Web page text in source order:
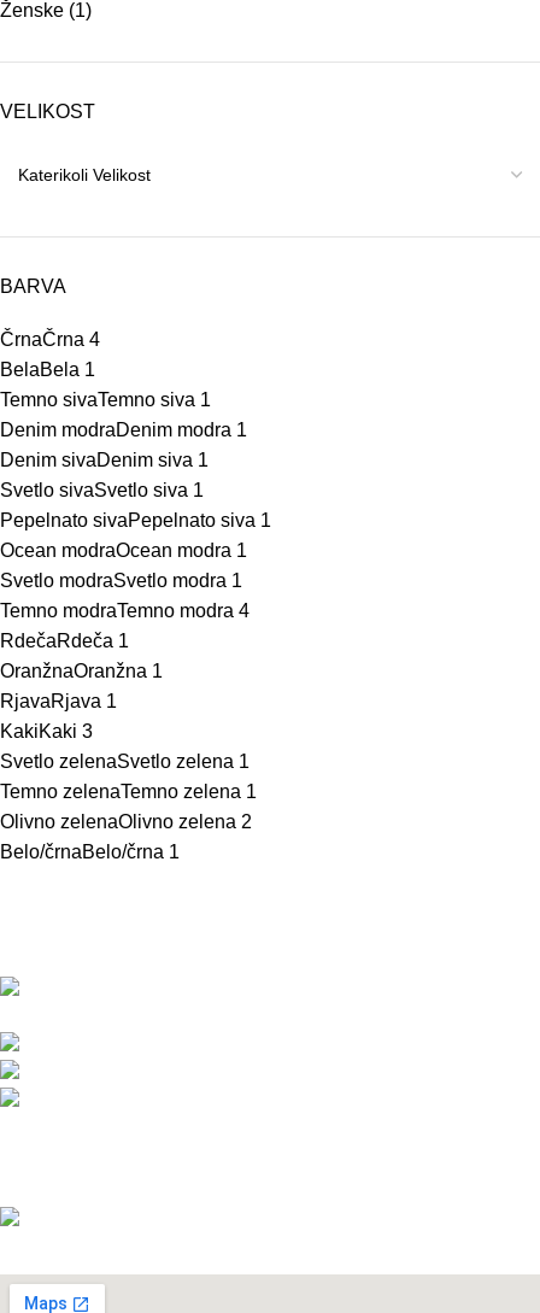
Ženske (1)
VELIKOST
BARVA
ČrnaČrna 4
BelaBela 1
Temno sivaTemno siva 1
Denim modraDenim modra 1
Denim sivaDenim siva 1
Svetlo sivaSvetlo siva 1
Pepelnato sivaPepelnato siva 1
Ocean modraOcean modra 1
Svetlo modraSvetlo modra 1
Temno modraTemno modra 4
RdečaRdeča 1
OranžnaOranžna 1
RjavaRjava 1
KakiKaki 3
Svetlo zelenaSvetlo zelena 1
Temno zelenaTemno zelena 1
Olivno zelenaOlivno zelena 2
Belo/črnaBelo/črna 1